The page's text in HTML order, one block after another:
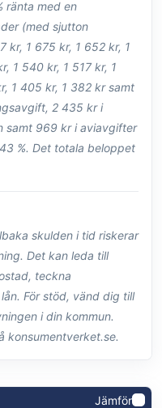
ränta med en
(med sjutton
kr, 1 675 kr, 1 652 kr, 1
1 540 kr, 1 517 kr, 1
1 405 kr, 1 382 kr samt
2 435 kr i
samt 969 kr i aviavgifter
%. Det totala beloppet
skulden i tid riskerar
Det kan leda till
teckna
För stöd, vänd dig till
i din kommun.
konsumentverket.se.
Jämför